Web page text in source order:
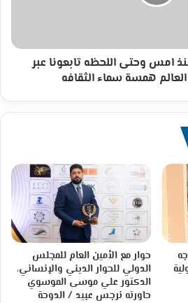
امس وحتى اللحظه تابعونا عبر
همسة سماء الثقافه
حوار مع الأمين العام للمجلس
الدولي للحوار الديني والإنساني،
الدكتور علي موسى الموسوي
حاورته نرجس عبيد / الدوحة